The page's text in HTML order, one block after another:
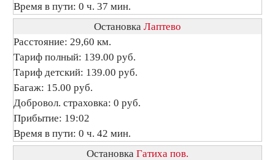
Время в пути: 0 ч. 37 мин.
Остановка Лаптево
Расстояние: 29,60 км.
Тариф полный: 139.00 руб.
Тариф детский: 139.00 руб.
Багаж: 15.00 руб.
Добровол. страховка: 0 руб.
Прибытие: 19:02
Время в пути: 0 ч. 42 мин.
Остановка Гатиха пов.